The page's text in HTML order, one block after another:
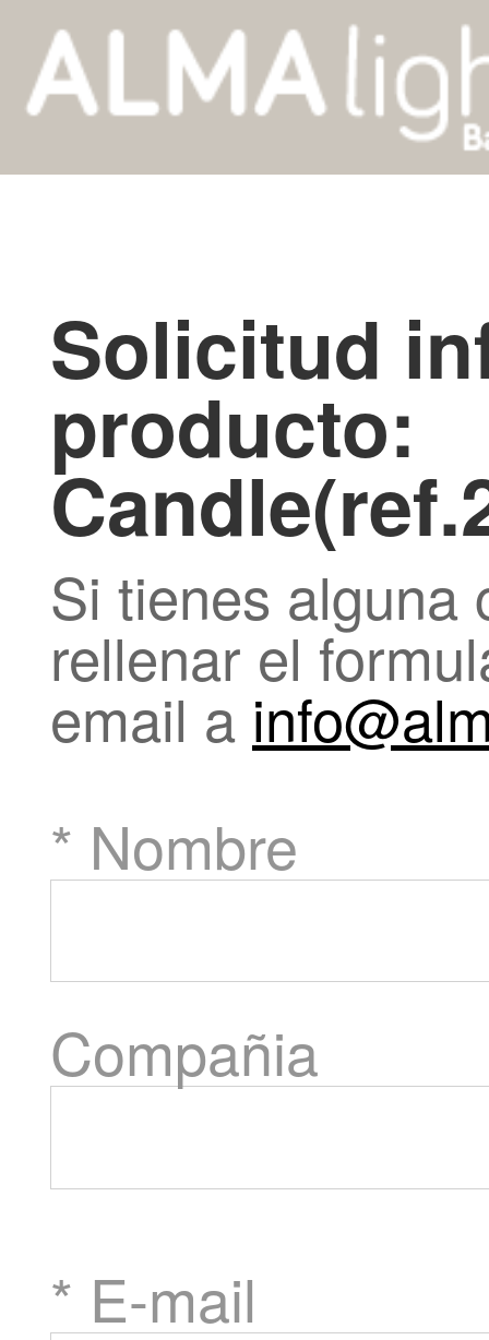
Solicitud
producto:
Si tienes alguna
rellenar el
email a
* Nombre
Compañia
* E-mail